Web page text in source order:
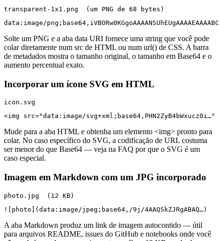
transparent-1x1.png  (um PNG de 68 bytes)
data:image/
Solte um PNG e a aba data URI fornece uma string que você pode
colar diretamente num src de HTML ou num url() de CSS. A barra
de metadados mostra o tamanho original, o tamanho em Base64 e o
aumento percentual exato.
Incorporar um ícone SVG em HTML
icon.svg
<img src="data:image/
Mude para a aba HTML e obtenha um elemento <img> pronto para
colar. No caso específico do SVG, a codificação de URL costuma
ser menor do que Base64 — veja na FAQ por que o SVG é um
caso especial.
Imagem em Markdown com um JPG incorporado
photo.jpg  (12 KB)
![photo](data:image/jpeg;base64,/9j/4AAQSkZJRgABAQ…)
A aba Markdown produz um link de imagem autocontido — útil
para arquivos README, issues do GitHub e notebooks onde você